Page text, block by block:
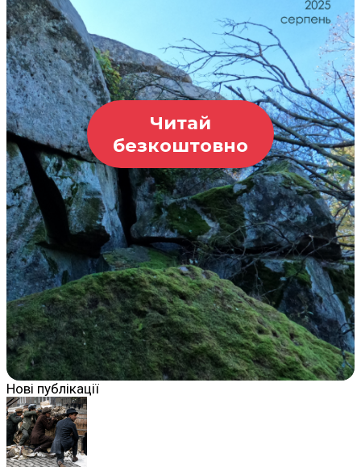
Читай
безкоштовно
Нові публікації